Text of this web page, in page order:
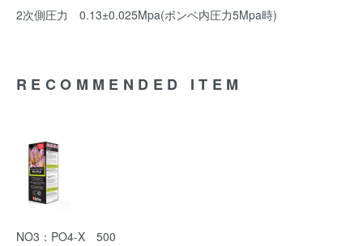
2次側圧力 0.13±0.025Mpa(ボンベ内圧力5Mpa時)
RECOMMENDED ITEM
NO3：PO4-X 500